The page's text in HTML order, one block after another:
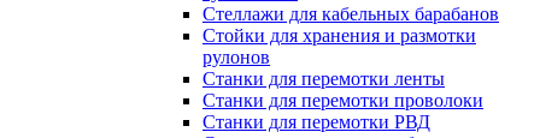
Стеллажи для кабельных барабанов
Стойки для хранения и размотки
рулонов
Станки для перемотки ленты
Станки для перемотки проволоки
Станки для перемотки РВД